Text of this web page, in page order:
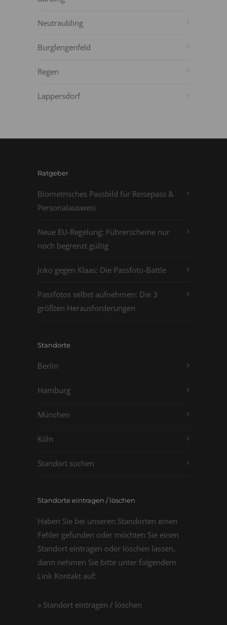
Neutraubling
Burglengenfeld
Regen
Lappersdorf
Ratgeber
Biometrisches Passbild für Reisepass &
Personalausweis
Neue EU-Regelung: Führerscheine nur
noch begrenzt gültig
Joko gegen Klaas: Die Passfoto-Battle
Passfotos selbst aufnehmen: Die 3
größten Herausforderungen
Standorte
Berlin
Hamburg
München
Köln
Standort suchen
Standorte eintragen / löschen
Haben Sie bei unseren Standorten einen
Fehler gefunden oder möchten Sie einen
Standort eintragen oder löschen lassen,
dann nehmen Sie bitte unter folgendem
Link Kontakt auf:
» Standort eintragen / löschen